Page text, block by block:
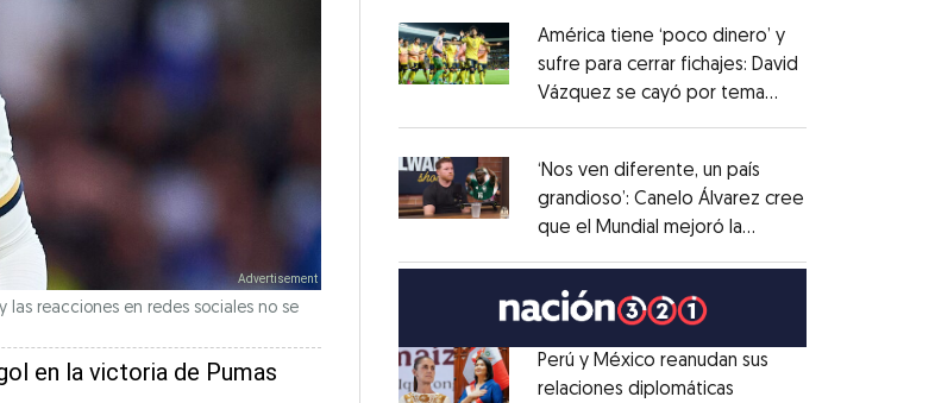
las reacciones en redes sociales no se
en la victoria de Pumas
Opens in new window
América tiene ‘poco dinero’ y
sufre para cerrar fichajes: David
Vázquez se cayó por tema
Opens in new window
‘Nos ven diferente, un país
grandioso’: Canelo Álvarez cree
que el Mundial mejoró la
Perú y México reanudan sus
relaciones diplomáticas